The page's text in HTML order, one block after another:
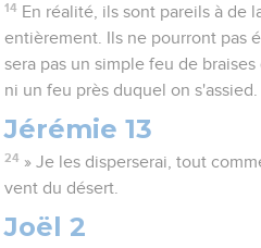
14 En réalité, ils sont pareils à de
entièrement. Ils ne pourront pas
sera pas un simple feu de
ni un feu près duquel on s'assied.
Jérémie 13
24 » Je les disperserai, tout
vent du désert.
Joël 2